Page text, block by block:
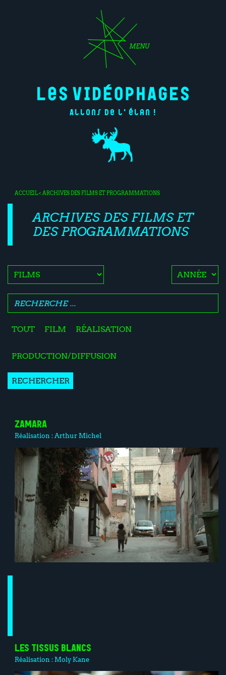
MENU
Allons de l'élan !
ACCUEIL< ARCHIVES DES FILMS ET PROGRAMMATIONS
ARCHIVES DES FILMS ET
DES PROGRAMMATIONS
TOUT FILM RÉALISATION
PRODUCTION/DIFFUSION
RECHERCHER
ZAMARA
Réalisation :Arthur Michel
LES TISSUS BLANCS
Réalisation : Moly Kane